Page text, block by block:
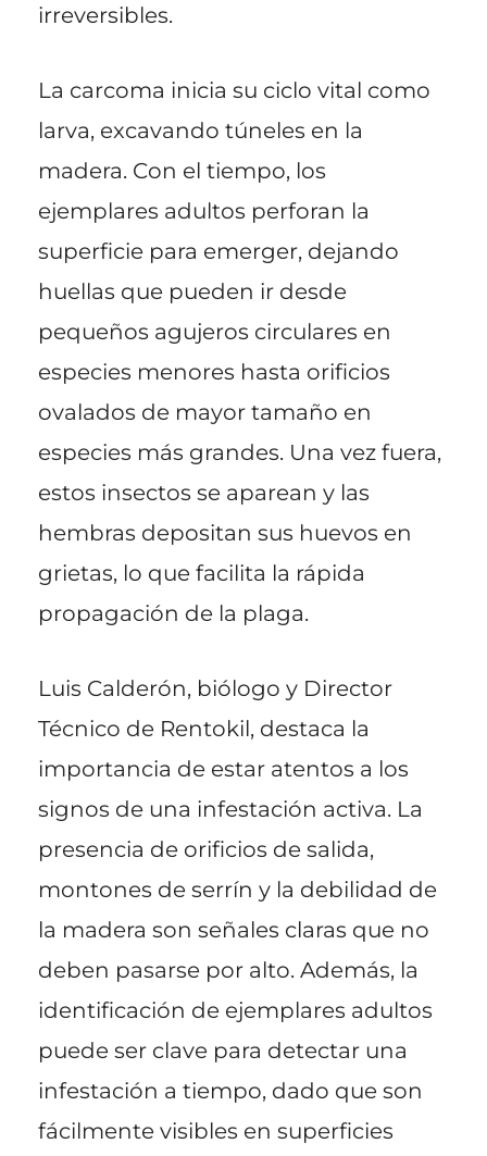
irreversibles.
La carcoma inicia su ciclo vital como
larva, excavando túneles en la
madera. Con el tiempo, los
ejemplares adultos perforan la
superficie para emerger, dejando
huellas que pueden ir desde
pequeños agujeros circulares en
especies menores hasta orificios
ovalados de mayor tamaño en
especies más grandes. Una vez fuera,
estos insectos se aparean y las
hembras depositan sus huevos en
grietas, lo que facilita la rápida
propagación de la plaga.
Luis Calderón, biólogo y Director
Técnico de Rentokil, destaca la
importancia de estar atentos a los
signos de una infestación activa. La
presencia de orificios de salida,
montones de serrín y la debilidad de
la madera son señales claras que no
deben pasarse por alto. Además, la
identificación de ejemplares adultos
puede ser clave para detectar una
infestación a tiempo, dado que son
fácilmente visibles en superficies